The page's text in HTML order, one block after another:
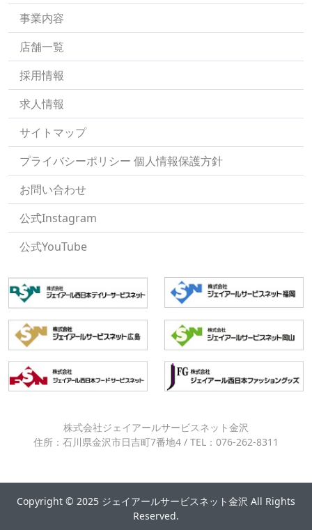
事業内容
店舗一覧
採用情報
求人情報
サイトマップ
プライバシーポリシー 個人情報保護方針
お問い合わせ
公式Instagram
公式YouTube
株式会社ジェイアールサービスネット金沢
住所：石川県金沢市日吉町7番地4 / TEL：076-262-8311
Copyright © 2025 ジェイアールサービスネット金沢 All Rights
Reserved.